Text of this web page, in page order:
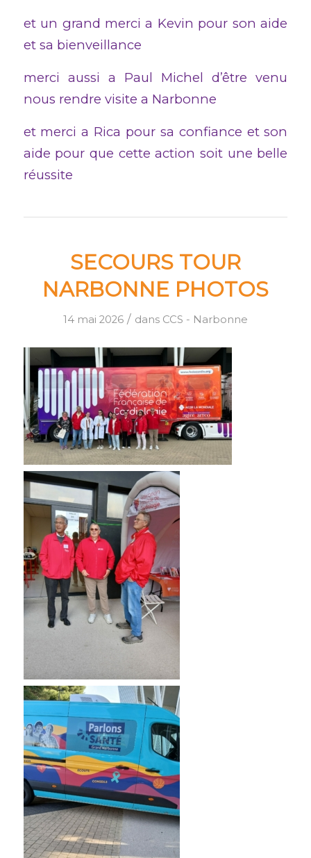
et un grand merci a Kevin pour son aide
et sa bienveillance
merci aussi a Paul Michel d’être venu
nous rendre visite a Narbonne
et merci a Rica pour sa confiance et son
aide pour que cette action soit une belle
réussite
SECOURS TOUR
NARBONNE PHOTOS
14 mai 2026 / dans CCS - Narbonne